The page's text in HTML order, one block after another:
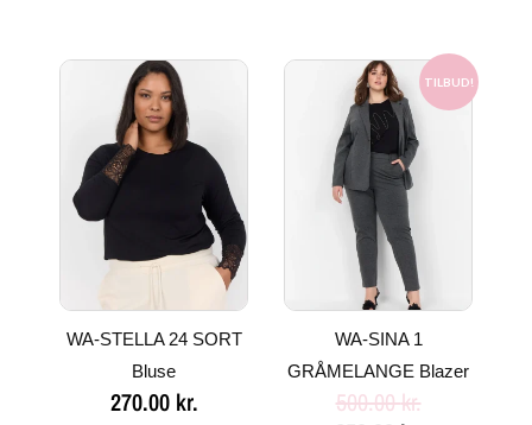
WA-STELLA 24 SORT
Bluse
270.00 kr.
TILBUD!
WA-SINA 1
GRÅMELANGE Blazer
500.00kr.
Den
oprindelige
pris
var:
500.00 kr..
Den
aktuelle
pris